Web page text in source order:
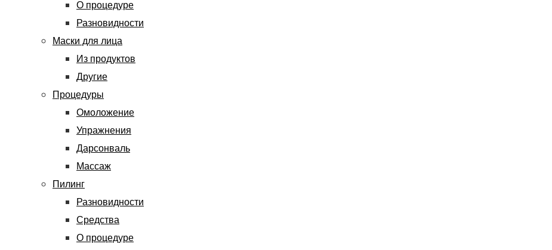
О процедуре
Разновидности
Маски для лица
Из продуктов
Другие
Процедуры
Омоложение
Упражнения
Дарсонваль
Массаж
Пилинг
Разновидности
Средства
О процедуре